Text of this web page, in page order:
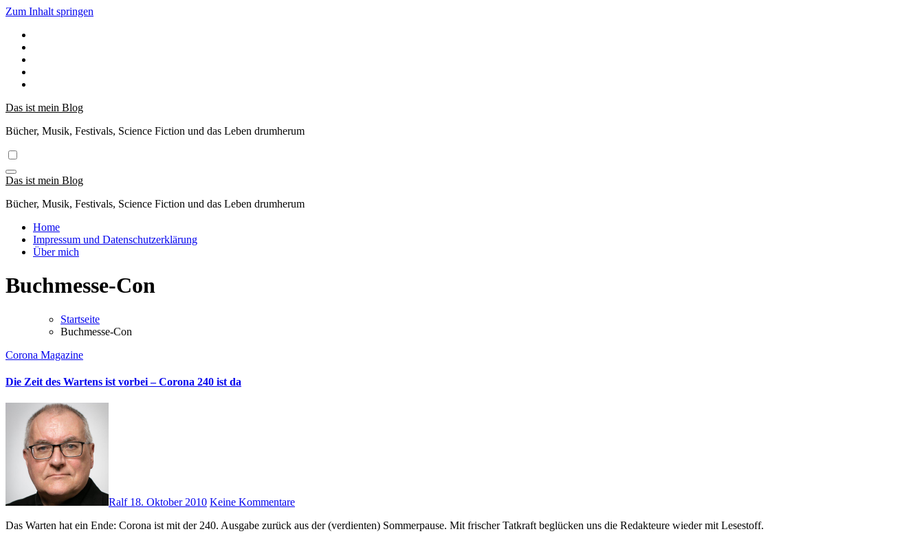
Zum Inhalt springen
Das ist mein Blog
Bücher, Musik, Festivals, Science Fiction und das Leben drumherum
Das ist mein Blog
Bücher, Musik, Festivals, Science Fiction und das Leben drumherum
Home
Impressum und Datenschutzerklärung
Über mich
Buchmesse-Con
Startseite
Buchmesse-Con
Corona Magazine
Die Zeit des Wartens ist vorbei – Corona 240 ist da
Ralf 18. Oktober 2010 Keine Kommentare
Das Warten hat ein Ende: Corona ist mit der 240. Ausgabe zurück aus der (verdienten) Sommerpause. Mit frischer Tatkraft beglücken uns die Redakteure wieder mit Lesestoff.